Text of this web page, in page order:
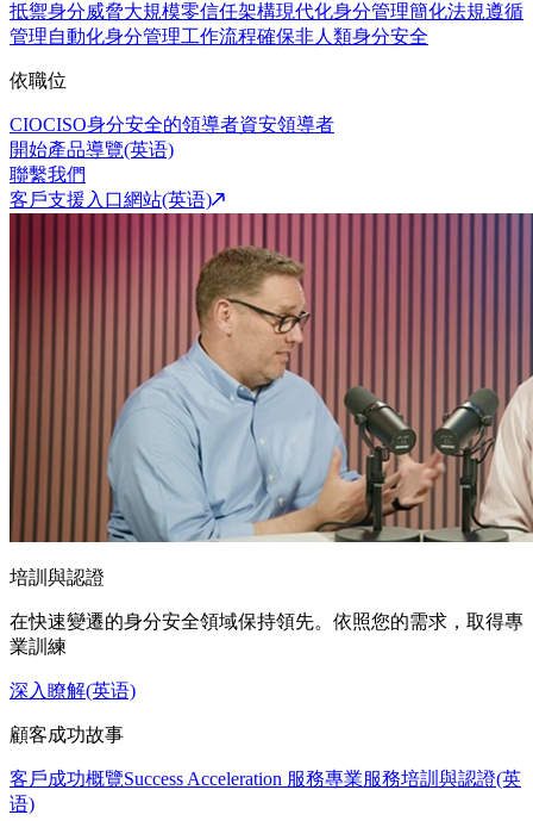
抵禦身分威脅大規模零信任架構現代化身分管理簡化法規遵循
管理自動化身分管理工作流程確保非人類身分安全
依職位
CIOCISO身分安全的領導者資安領導者
開始產品導覽(英语)
聯繫我們
客戶支援入口網站(英语)
培訓與認證
在快速變遷的身分安全領域保持領先。依照您的需求，取得專
業訓練
深入瞭解(英语)
顧客成功故事
客戶成功概覽Success Acceleration 服務專業服務培訓與認證(英
语)